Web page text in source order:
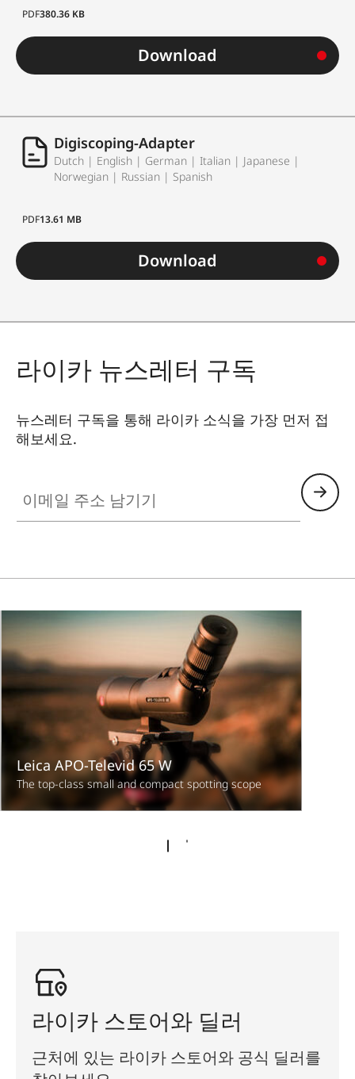
PDF380.36 KB
Download
Digiscoping-Adapter
Dutch | English | German | Italian | Japanese |
Norwegian | Russian | Spanish
PDF13.61 MB
Download
라이카 뉴스레터 구독
뉴스레터 구독을 통해 라이카 소식을 가장 먼저 접
해보세요.
Leica APO-Televid 65 W
The top-class small and compact spotting scope
라이카 스토어와 딜러
근처에 있는 라이카 스토어와 공식 딜러를